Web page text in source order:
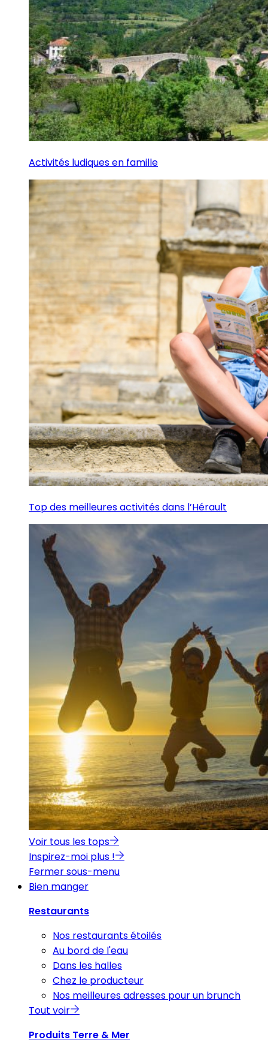
Activités ludiques en famille
Top des meilleures activités dans l’Hérault
Voir tous les tops
Inspirez-moi plus !
Fermer sous-menu
Bien manger
Restaurants
Nos restaurants étoilés
Au bord de l'eau
Dans les halles
Chez le producteur
Nos meilleures adresses pour un brunch
Tout voir
Produits Terre & Mer